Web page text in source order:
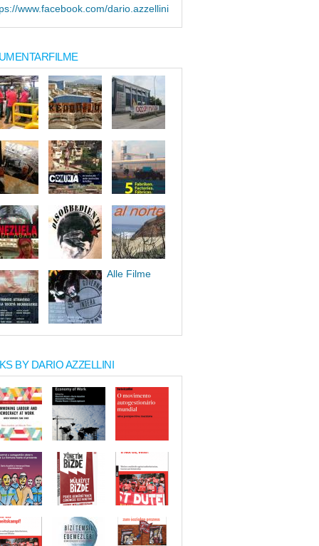
www.facebook.com/dario.azzellini
Alle Filme
BY DARIO AZZELLINI